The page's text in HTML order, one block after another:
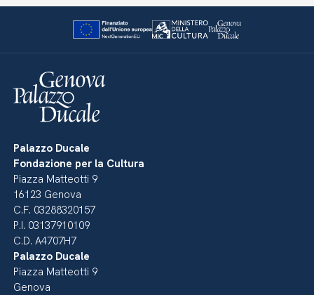
Palazzo Ducale
Fondazione per la Cultura
Piazza Matteotti 9
16123 Genova
C.F. 03288320157
P.I. 03137910109
C.D. A4707H7
Palazzo Ducale
Piazza Matteotti 9
Genova